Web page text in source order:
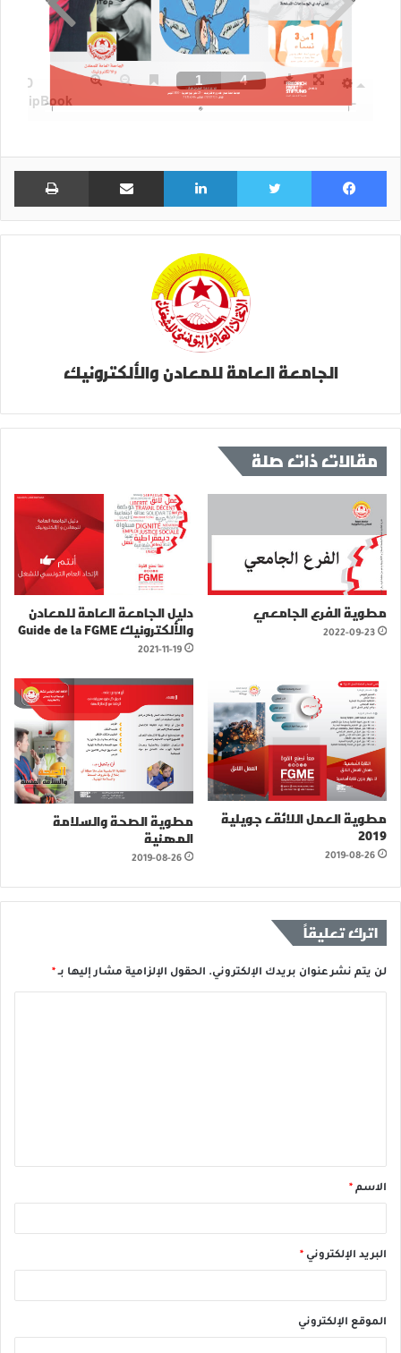
فيسبوك تويتر لينكدإن مشاركة عبر البريد
الجامعة العامة للمعادن والألكترونيك
مقالات ذات صلة
مطوية الفرع الجامعي
2022-09-23
دليل الجامعة العامة للمعادن
والألكترونيك Guide de la FGME
2021-11-19
مطوية العمل اللائق جويلية
2019
2019-08-26
مطوية الصحة والسلامة
المهنية
2019-08-26
اترك تعليقاً
لن يتم نشر عنوان بريدك الإلكتروني. الحقول الإلزامية مشار إليها بـ*
الاسم *
البريد الإلكتروني *
الموقع الإلكتروني